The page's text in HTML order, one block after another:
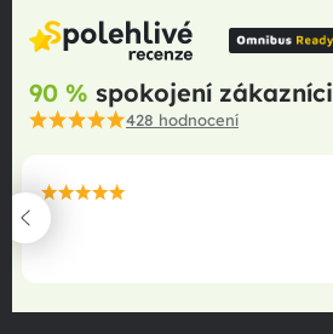
90 % spokojení zákazníci
428 hodnocení
maximální spokojenost
22.06.2025